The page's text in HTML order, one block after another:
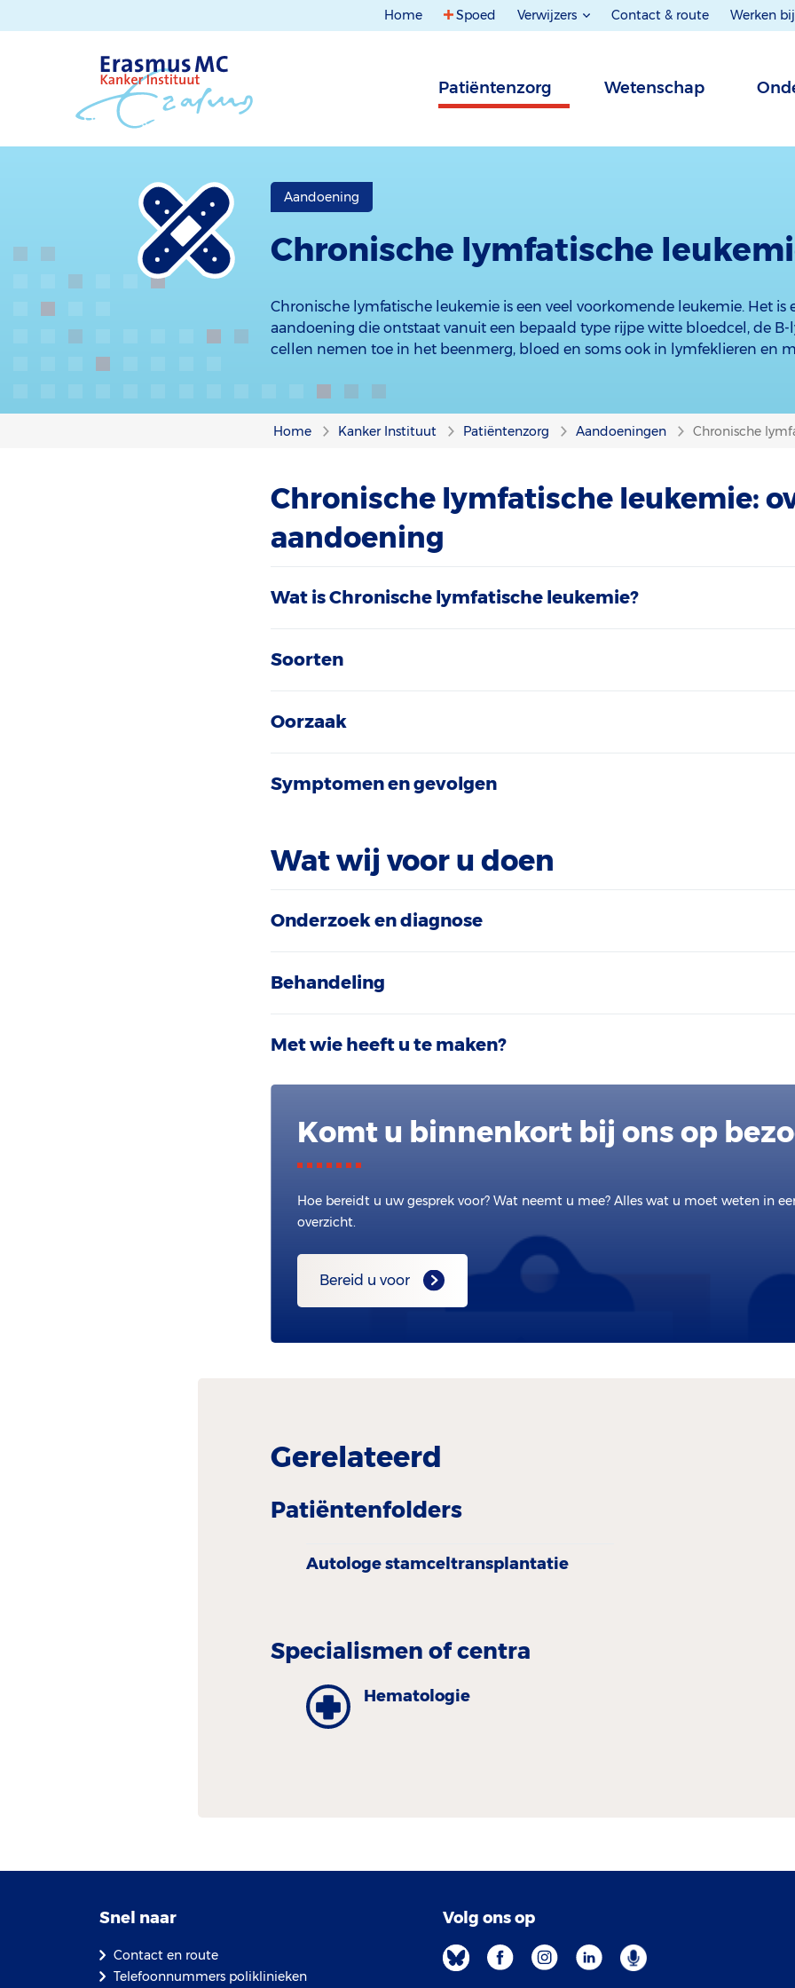
Home Spoed Verwijzers Contact & route Werken bij
Patiëntenzorg Wetenschap
Aandoening
Chronische lymfatische
Chronische lymfatische leukemie is een veel voorkomende leukemie. Het is
aandoening die ontstaat vanuit een bepaald type rijpe witte bloedcel, de B-
cellen nemen toe in het beenmerg, bloed en soms ook in lymfeklieren en
Home Kanker Instituut Patiëntenzorg Aandoeningen Chronische
Chronische lymfatische leukemie:
aandoening
Wat is Chronische lymfatische leukemie?
Soorten
Oorzaak
Symptomen en gevolgen
Wat wij voor u doen
Onderzoek en diagnose
Behandeling
Met wie heeft u te maken?
Komt u binnenkort bij ons op
Hoe bereidt u uw gesprek voor? Wat neemt u mee? Alles wat u moet weten in
overzicht.
Bereid u voor
Gerelateerd
Patiëntenfolders
Autologe stamceltransplantatie
Specialismen of centra
Hematologie
Snel naar
Contact en route
Telefoonnummers poliklinieken
Volg ons op